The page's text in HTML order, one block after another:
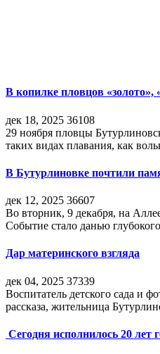
В копилке пловцов «золото»,
дек 18, 2025 36108
29 ноября пловцы
таких видах плавания, как
В Бутурлиновке почтили
дек 12, 2025 36607
Во вторник, 9 декабря, на
Событие стало данью
Дар материнского взгляда
дек 04, 2025 37339
Воспитатель детского сада и
рассказа, жительница
Сегодня исполнилось 20 лет